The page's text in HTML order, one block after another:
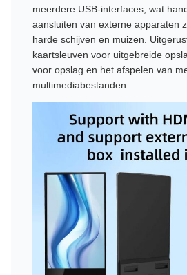
meerdere USB-interfaces, wat
aansluiten van externe apparaten
harde schijven en muizen.
kaartsleuven voor uitgebreide
voor opslag en het afspelen van
multimediabestanden.